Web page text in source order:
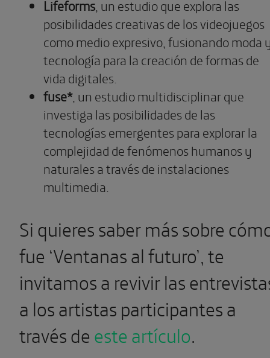
Lifeforms , un estudio que explora las
posibilidades creativas de los videojuegos
como medio expresivo, fusionando moda
tecnología para la creación de formas de
vida digitales.
fuse*, un estudio multidisciplinar que
investiga las posibilidades de las
tecnologías emergentes para explorar la
complejidad de fenómenos humanos y
naturales a través de instalaciones
multimedia.
Si quieres saber más sobre
fue ‘Ventanas al futuro’, te
invitamos a revivir las
a los artistas participantes a
través deeste artículo.